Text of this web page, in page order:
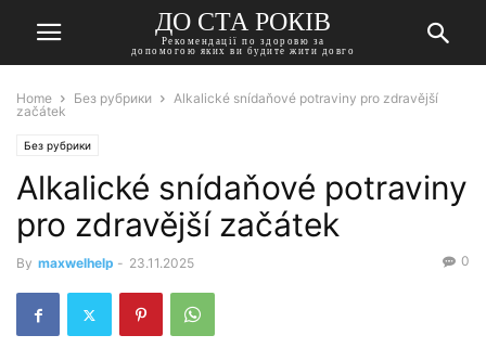
ДО СТА РОКІВ
Рекомендації по здоровю за
допомогою яких ви будите жити довго
Home Без рубрики
Alkalické snídaňové potraviny pro zdravější
začátek
Без рубрики
Alkalické snídaňové potraviny
pro zdravější začátek
By maxwelhelp - 23.11.2025 0